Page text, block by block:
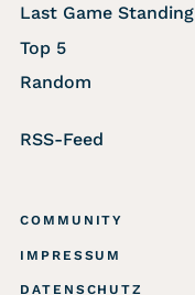
Last Game Standing
Top 5
Random
RSS-Feed
COMMUNITY
IMPRESSUM
DATENSCHUTZ